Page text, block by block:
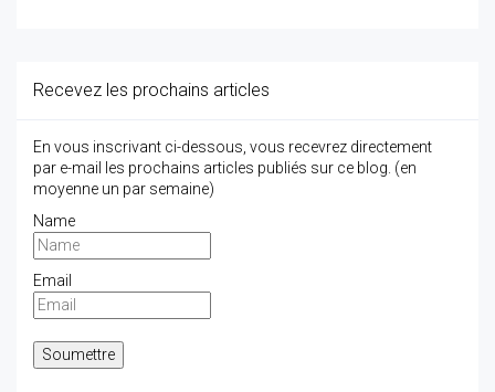
Recevez les prochains articles
En vous inscrivant ci-dessous, vous recevrez directement
par e-mail les prochains articles publiés sur ce blog. (en
moyenne un par semaine)
Name
Email